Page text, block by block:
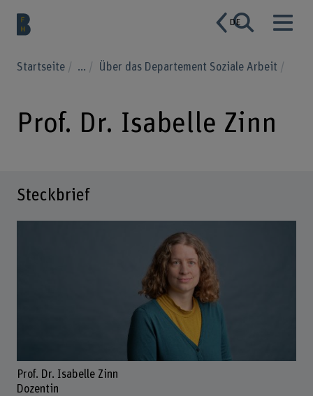
DE
Startseite ... Über das Departement Soziale Arbeit
Prof. Dr. Isabelle Zinn
Steckbrief
Prof. Dr. Isabelle Zinn
Dozentin